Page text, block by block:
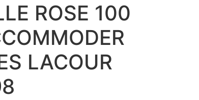
ROSE 100
LACOUR